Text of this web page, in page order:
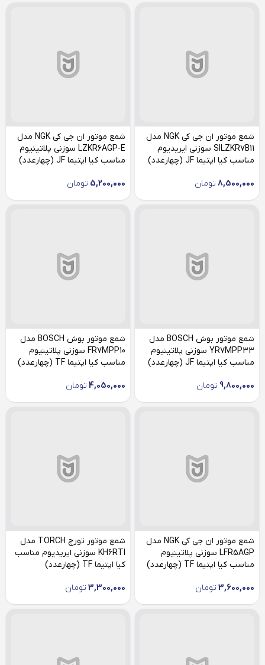
شمع موتور ان جی کی NGK مدل
SILZKR7B11 سوزنی ایریدیوم
مناسب کیا اپتیما JF (چهارعدد)
8,500,000 تومان
شمع موتور ان جی کی NGK مدل
LZKR6AGP-E سوزنی پلاتینیوم
مناسب کیا اپتیما JF (چهارعدد)
5,200,000 تومان
شمع موتور بوش BOSCH مدل
YR7MPP33 سوزنی پلاتینیوم
مناسب کیا اپتیما JF (چهارعدد)
9,800,000 تومان
شمع موتور بوش BOSCH مدل
FR7MPP10 سوزنی پلاتینیوم
مناسب کیا اپتیما TF (چهارعدد)
4,050,000 تومان
شمع موتور ان جی کی NGK مدل
LFR5AGP سوزنی پلاتینیوم
مناسب کیا اپتیما TF (چهارعدد)
3,600,000 تومان
شمع موتور تورچ TORCH مدل
KH6RTI سوزنی ایریدیوم مناسب
کیا اپتیما TF (چهارعدد)
3,300,000 تومان